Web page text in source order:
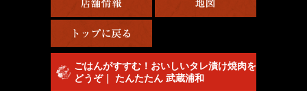
ごはんがすすむ！おいしいタレ漬け焼肉を
どうぞ｜ たんたたん 武蔵浦和